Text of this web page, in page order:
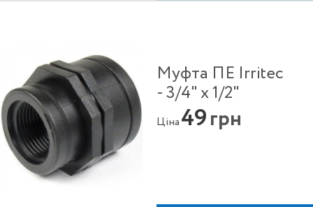
Муфта ПЕ Irritec
- 3/4" x 1/2"
Ціна49грн